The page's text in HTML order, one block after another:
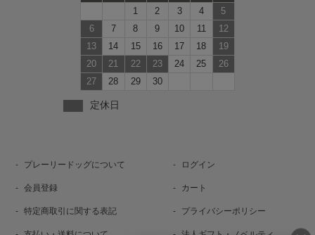
1
2 3 4
5
6
7 8 9 10 11
12
13
14 15 16 17 18
19
20
21 22 23 24 25
26
27
28 29 30
定休日
プレーリードッグについて ログイン
会員登録 カート
特定商取引に関する表記 プライバシーポリシー